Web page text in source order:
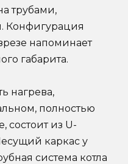
трубами,
Конфигурация
напоминает
габарита.
нагрева,
полностью
состоит из U-
каркас у
система котла